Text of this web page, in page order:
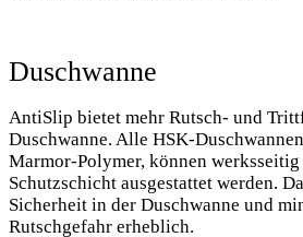
Duschwanne
AntiSlip bietet mehr Rutsch- und
Duschwanne. Alle HSK-
Marmor-Polymer, können
Schutzschicht ausgestattet werden.
Sicherheit in der Duschwanne und
Rutschgefahr erheblich.